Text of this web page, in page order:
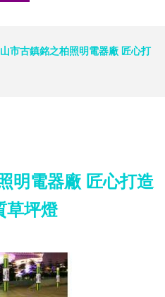
市古鎮銘之柏照明電器廠 匠心打
明電器廠 匠心打造
草坪燈